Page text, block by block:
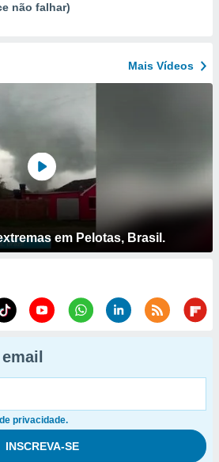
não falhar)
Mais Vídeos
em Pelotas, Brasil.
privacidade.